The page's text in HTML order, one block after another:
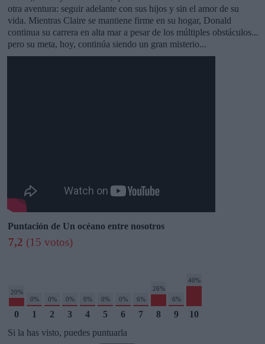
otra aventura: seguir adelante con sus hijos y sin el amor de su
vida. Mientras Claire se mantiene firme en su hogar, Donald
continua su carrera en alta mar a pesar de los múltiples obstáculos...
pero su meta, hoy, continúa siendo un gran misterio...
Puntación de Un océano entre nosotros
7,2 (15 votos)
20%
0%
0% 0% 0% 0% 0% 6%
26%
6%
40%
0 1 2 3 4 5 6 7 8 9
10
Si la has visto, puedes puntuarla